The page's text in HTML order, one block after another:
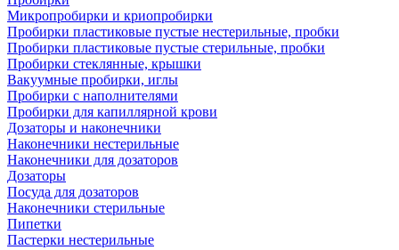
Микропробирки и криопробирки
Пробирки пластиковые пустые нестерильные, пробки
Пробирки пластиковые пустые стерильные, пробки
Пробирки стеклянные, крышки
Вакуумные пробирки, иглы
Пробирки с наполнителями
Пробирки для капиллярной крови
Дозаторы и наконечники
Наконечники нестерильные
Наконечники для дозаторов
Дозаторы
Посуда для дозаторов
Наконечники стерильные
Пипетки
Пастерки нестерильные